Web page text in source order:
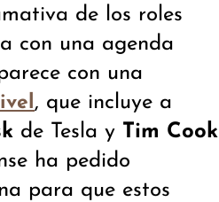
de los roles
con una agenda
con una
, que incluye a
de Tesla y Tim Cook
ha pedido
para que estos